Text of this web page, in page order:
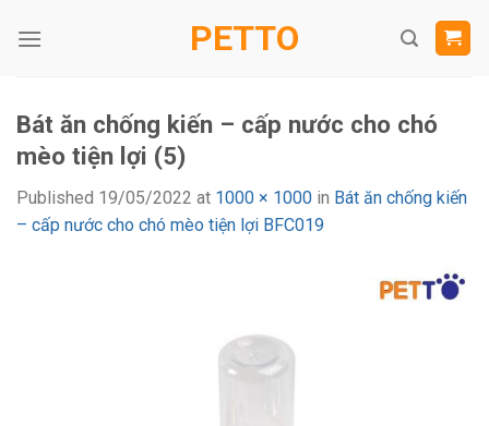
PETTO
Bát ăn chống kiến – cấp nước cho chó
mèo tiện lợi (5)
Published 19/05/2022 at 1000 × 1000 in Bát ăn chống kiến
– cấp nước cho chó mèo tiện lợi BFC019